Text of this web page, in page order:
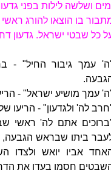
ושלשה לילות בפני
בו הוצאו להורג
כל שבטי ישראל. גדעון
עמך גיבור החיל" -
עמך מושיע ישראל" -
לה' ולגדעון" - הריעו
אתם לה' ראשי
ביתו שבראש הגבעה,
אביו יואש ולצדו
חסמו בעדו את